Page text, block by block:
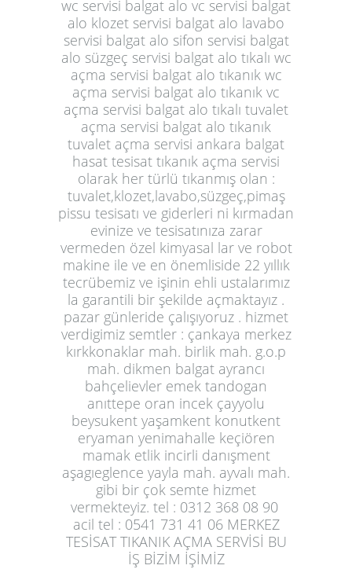
wc servisi balgat alo vc servisi balgat
alo klozet servisi balgat alo lavabo
servisi balgat alo sifon servisi balgat
alo süzgeç servisi balgat alo tıkalı wc
açma servisi balgat alo tıkanık wc
açma servisi balgat alo tıkanık vc
açma servisi balgat alo tıkalı tuvalet
açma servisi balgat alo tıkanık
tuvalet açma servisi ankara balgat
hasat tesisat tıkanık açma servisi
olarak her türlü tıkanmış olan :
tuvalet,klozet,lavabo,süzgeç,pimaş
pissu tesisatı ve giderleri ni kırmadan
evinize ve tesisatınıza zarar
vermeden özel kimyasal lar ve robot
makine ile ve en önemliside 22 yıllık
tecrübemiz ve işinin ehli ustalarımız
la garantili bir şekilde açmaktayız .
pazar günleride çalışıyoruz . hizmet
verdigimiz semtler : çankaya merkez
kırkkonaklar mah. birlik mah. g.o.p
mah. dikmen balgat ayrancı
bahçelievler emek tandogan
anıttepe oran incek çayyolu
beysukent yaşamkent konutkent
eryaman yenimahalle keçiören
mamak etlik incirli danışment
aşagıeglence yayla mah. ayvalı mah.
gibi bir çok semte hizmet
vermekteyiz. tel : 0312 368 08 90
acil tel : 0541 731 41 06 MERKEZ
TESİSAT TIKANIK AÇMA SERVİSİ BU
İŞ BİZİM İŞİMİZ